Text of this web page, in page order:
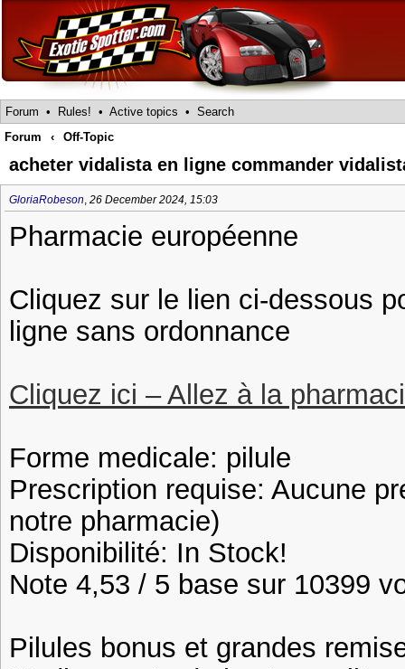
Forum • Rules! • Active topics • Search
Forum
‹ Off-Topic
acheter vidalista en ligne commander
GloriaRobeson, 26 December 2024, 15:03
Pharmacie européenne
Cliquez sur le lien ci-dessous
ligne sans ordonnance
Cliquez ici – Allez à la
Forme medicale: pilule
Prescription requise: Aucune
notre pharmacie)
Disponibilité: In Stock!
Note 4,53 / 5 base sur 10399
Pilules bonus et grandes